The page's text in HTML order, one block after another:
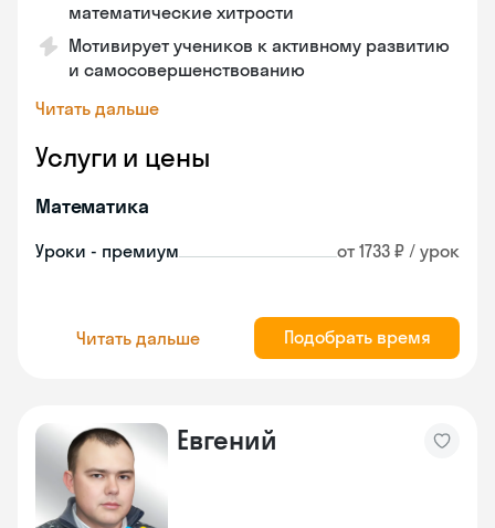
математические хитрости
Мотивирует учеников к активному развитию
и самосовершенствованию
Читать дальше
Услуги и цены
Математика
Уроки - премиум от 1733 ₽ / урок
Читать дальше Подобрать время
Евгений